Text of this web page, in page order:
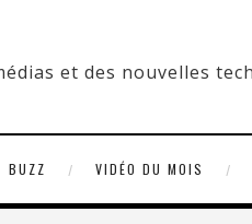
BUZZ VIDÉO DU MOIS